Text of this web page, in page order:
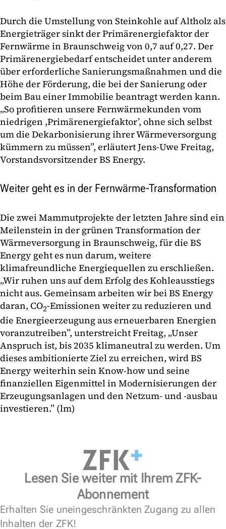
Durch die Umstellung von Steinkohle auf Altholz als
Energieträger sinkt der Primärenergiefaktor der
Fernwärme in Braunschweig von 0,7 auf 0,27. Der
Primärenergiebedarf entscheidet unter anderem
über erforderliche Sanierungsmaßnahmen und die
Höhe der Förderung, die bei der Sanierung oder
beim Bau einer Immobilie beantragt werden kann.
„So profitieren unsere Fernwärmekunden vom
niedrigen ,Primärenergiefaktor’, ohne sich selbst
um die Dekarbonisierung ihrer Wärmeversorgung
kümmern zu müssen”, erläutert Jens-Uwe Freitag,
Vorstandsvorsitzender BS Energy.
Weiter geht es in der Fernwärme-Transformation
Die zwei Mammutprojekte der letzten Jahre sind ein
Meilenstein in der grünen Transformation der
Wärmeversorgung in Braunschweig, für die BS
Energy geht es nun darum, weitere
klimafreundliche Energiequellen zu erschließen.
„Wir ruhen uns auf dem Erfolg des Kohleausstiegs
nicht aus. Gemeinsam arbeiten wir bei BS Energy
daran, CO2-Emissionen weiter zu reduzieren und
die Energieerzeugung aus erneuerbaren Energien
voranzutreiben”, unterstreicht Freitag, „Unser
Anspruch ist, bis 2035 klimaneutral zu werden. Um
dieses ambitionierte Ziel zu erreichen, wird BS
Energy weiterhin sein Know-how und seine
finanziellen Eigenmittel in Modernisierungen der
Erzeugungsanlagen und den Netzum- und -ausbau
investieren.” (lm)
Lesen Sie weiter mit Ihrem ZFK-
Abonnement
Erhalten Sie uneingeschränkten Zugang zu allen
Inhalten der ZFK!